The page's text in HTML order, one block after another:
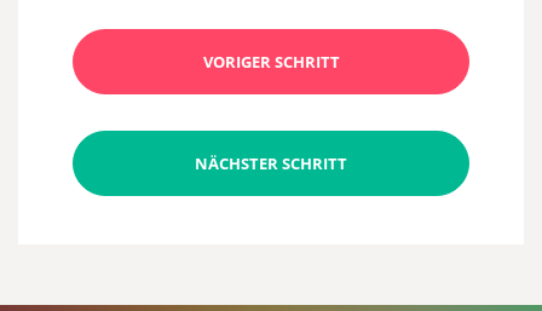
VORIGER SCHRITT
NÄCHSTER SCHRITT